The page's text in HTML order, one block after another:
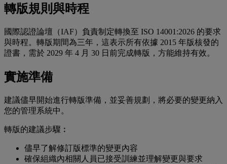
轉版規則與時程
國際認證論壇（IAF）負責制定轉換至 ISO 14001:2026 的要求
與時程。轉版期間為三年，這表示所有依據 2015 年版核發的
證書，需於 2029 年 4 月 30 日前完成轉版，方能維持有效。
實施準備
建議儘早開始進行轉版準備，並妥善規劃，將必要的變更納入
您的管理系統中。
轉版的建議步驟︰
儘早了解修訂版標準的變更內容
確保組織內相關人員已接受訓練並理解變更與要求